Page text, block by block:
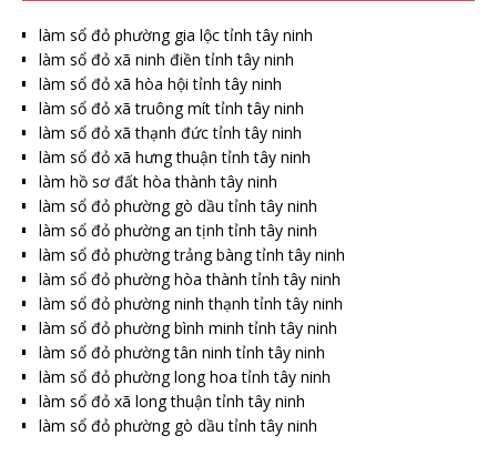
làm sổ đỏ phường gia lộc tỉnh tây ninh
làm sổ đỏ xã ninh điền tỉnh tây ninh
làm sổ đỏ xã hòa hội tỉnh tây ninh
làm sổ đỏ xã truông mít tỉnh tây ninh
làm sổ đỏ xã thạnh đức tỉnh tây ninh
làm sổ đỏ xã hưng thuận tỉnh tây ninh
làm hồ sơ đất hòa thành tây ninh
làm sổ đỏ phường gò dầu tỉnh tây ninh
làm sổ đỏ phường an tịnh tỉnh tây ninh
làm sổ đỏ phường trảng bàng tỉnh tây ninh
làm sổ đỏ phường hòa thành tỉnh tây ninh
làm sổ đỏ phường ninh thạnh tỉnh tây ninh
làm sổ đỏ phường bình minh tỉnh tây ninh
làm sổ đỏ phường tân ninh tỉnh tây ninh
làm sổ đỏ phường long hoa tỉnh tây ninh
làm sổ đỏ xã long thuận tỉnh tây ninh
làm sổ đỏ phường gò dầu tỉnh tây ninh